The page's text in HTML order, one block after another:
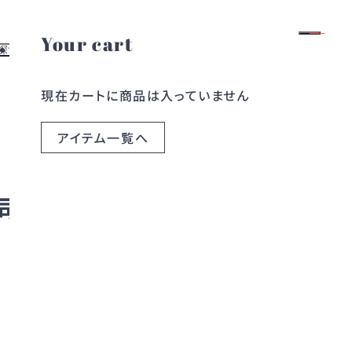
す お役立ち情報 ログイン
Your cart
現在カートに商品は入っていません
アイテム一覧へ
よくある質問
お問い合わせ
ブログ
会スタイル特